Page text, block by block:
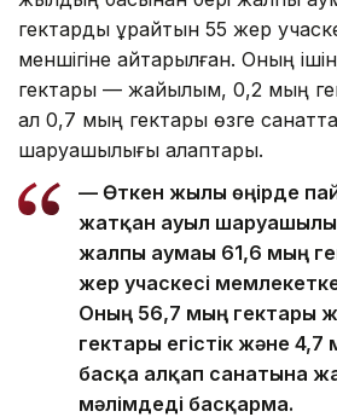
гектарды құрайтын 55 жер
меншігіне қайтарылған. Оның
гектары — жайылым, 0,2 мың
ал 0,7 мың гектары өзге
шаруашылығы алқаптары.
— Өткен жылы өңірде
жатқан ауыл
жалпы аумағы 61,6 мың
жер учаскесі
Оның 56,7 мың гектары
гектары егістік және
басқа алқап санатына
мәлімдеді басқарма.